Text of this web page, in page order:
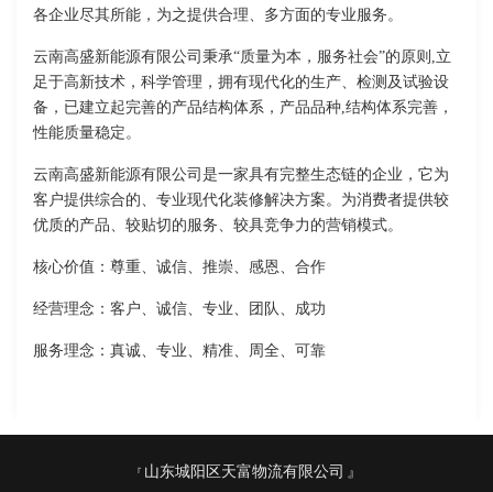
各企业尽其所能，为之提供合理、多方面的专业服务。
云南高盛新能源有限公司秉承“质量为本，服务社会”的原则,立
足于高新技术，科学管理，拥有现代化的生产、检测及试验设
备，已建立起完善的产品结构体系，产品品种,结构体系完善，
性能质量稳定。
云南高盛新能源有限公司是一家具有完整生态链的企业，它为
客户提供综合的、专业现代化装修解决方案。为消费者提供较
优质的产品、较贴切的服务、较具竞争力的营销模式。
核心价值：尊重、诚信、推崇、感恩、合作
经营理念：客户、诚信、专业、团队、成功
服务理念：真诚、专业、精准、周全、可靠
山东城阳区天富物流有限公司